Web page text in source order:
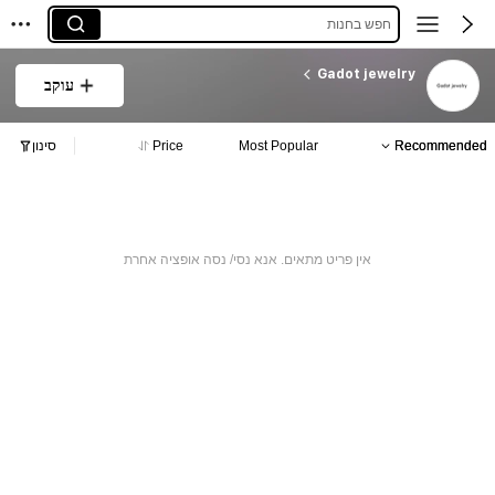
חפש בחנות
Gadot jewelry
עוקב
Recommended
Most Popular
Price סינון
אין פריט מתאים. אנא נסי/ נסה אופציה אחרת